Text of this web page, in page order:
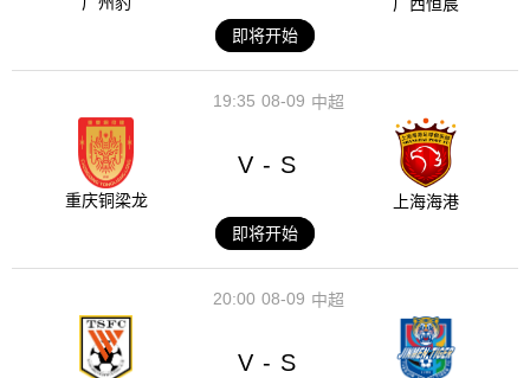
广西恒宸
即将开始
08-09
19:35 中超
重庆铜梁龙
V - S
上海海港
即将开始
08-09
20:00 中超
V - S